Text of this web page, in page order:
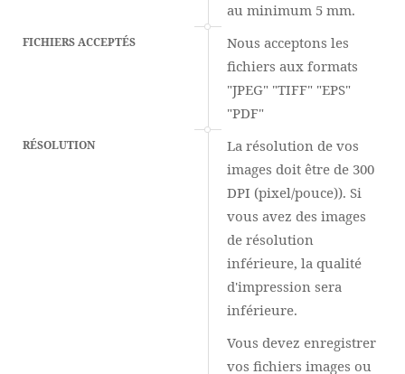
au minimum 5 mm.
FICHIERS ACCEPTÉS
Nous acceptons les
fichiers aux formats
"JPEG" "TIFF" "EPS"
"PDF"
RÉSOLUTION
La résolution de vos
images doit être de 300
DPI (pixel/pouce)). Si
vous avez des images
de résolution
inférieure, la qualité
d'impression sera
inférieure.
Vous devez enregistrer
vos fichiers images ou